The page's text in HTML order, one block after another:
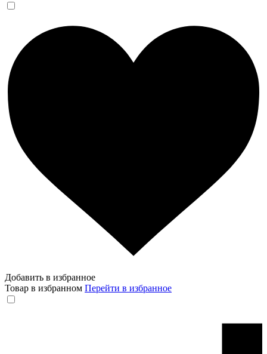
Добавить в избранное
Товар в избранном Перейти в избранное